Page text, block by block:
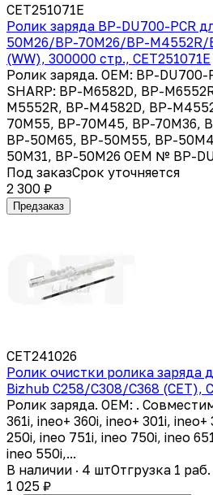
CET251071E
Ролик заряда BP-DU700-PCR
50M26/BP-70M26/BP-M4552R/
(WW), 300000 стр., CET251071E
Ролик заряда. OEM: BP-
SHARP: BP-M6582D, BP-
M5552R, BP-M4582D, BP-
70M55, BP-70M45, BP-70M36,
BP-50M65, BP-50M55, BP-
50M31, BP-50M26 OEM № BP-
Под заказСрок уточняется
2 300 ₽
Предзаказ
CET241026
Ролик очистки ролика заряда
Bizhub C258/C308/C368 (CET),
Ролик заряда. OEM: .
361i, ineo+ 360i, ineo+ 301i,
250i, ineo 751i, ineo 750i, ineo
ineo 550i,...
В наличии · 4 штОтгрузка 1
1 025 ₽